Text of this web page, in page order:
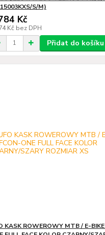
S/M)
Kč
Kč bez DPH
Přidat do košíku
KASK ROWEROWY MTB / E-